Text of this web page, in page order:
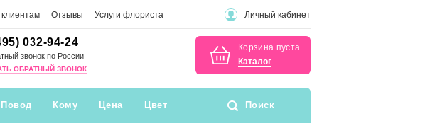
Отзывы Услуги флориста Личный кабинет
032-94-24
звонок по России
ОБРАТНЫЙ ЗВОНОК
Корзина пуста
Каталог
Повод Кому Цена Цвет Поиск